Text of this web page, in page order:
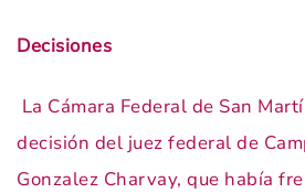
Decisiones
La Cámara Federal de San
decisión del juez federal de
Gonzalez Charvay, que había